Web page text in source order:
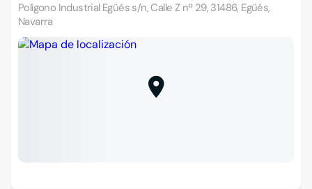
Polígono Industrial Egüés s/n, Calle Z nª 29, 31486, Egüés,
Navarra